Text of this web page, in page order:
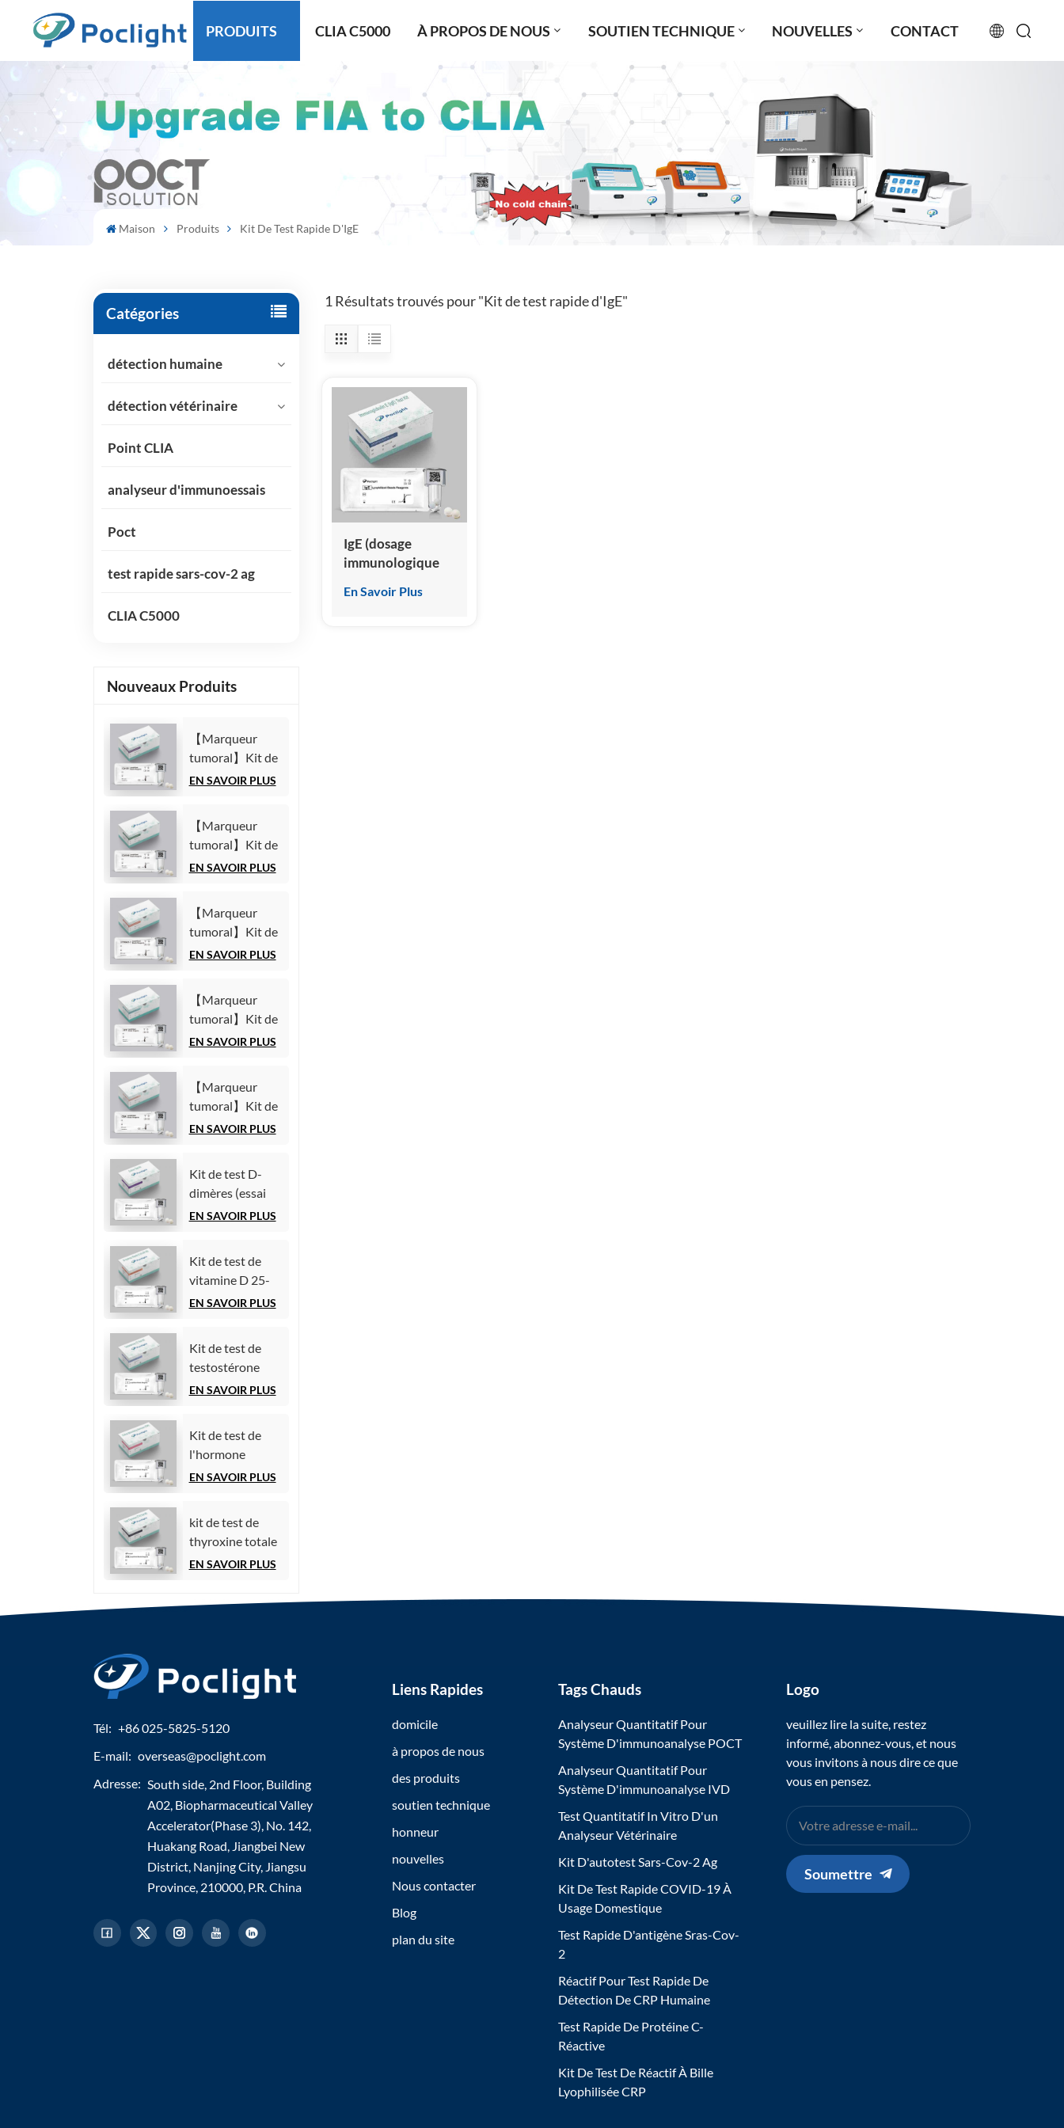
PRODUITS CLIA C5000 À PROPOS DE NOUS SOUTIEN TECHNIQUE NOUVELLES CONTACT
русский
español
Maison Produits Kit De Test Rapide D'IgE
Catégories
détection humaine
détection vétérinaire
Point CLIA
analyseur d'immunoessais
Poct
test rapide sars-cov-2 ag
CLIA C5000
Nouveaux Produits
【Marqueur
tumoral】Kit de
test de l'antigène
(Immunoessai
par
chimiluminescence
EN SAVOIR PLUS
【Marqueur
tumoral】Kit de
test de l'antigène
(Immunoessai
par
chimiluminescence
EN SAVOIR PLUS
【Marqueur
tumoral】Kit de
test du fragment
(CYFRA21-1)
(Immunoessai
par
homogène)
EN SAVOIR PLUS
【Marqueur
tumoral】Kit de
test de l'alpha-
(Immunoessai
par
chimiluminescence
EN SAVOIR PLUS
【Marqueur
tumoral】Kit de
test de l'antigène
(Immunoessai
par
chimiluminescence
EN SAVOIR PLUS
Kit de test D-
dimères (essai
immunologique
homogène)
EN SAVOIR PLUS
Kit de test de
vitamine D 25-
hydroxy (essai
chimiluminescence
homogène))
EN SAVOIR PLUS
Kit de test de
testostérone
(essai
chimiluminescence)
EN SAVOIR PLUS
Kit de test de
l'hormone
folliculo-
EN SAVOIR PLUS
kit de test de
thyroxine totale
(TT4)
EN SAVOIR PLUS
1 Résultats trouvés pour "Kit de test rapide d'IgE"
IgE (dosage
immunologique
chimiluminescence
En Savoir Plus
Tél: +86 025-5825-5120
E-mail: overseas@poclight.com
Adresse: South side, 2nd Floor, Building
A02, Biopharmaceutical Valley
Accelerator(Phase 3), No. 142,
Huakang Road, Jiangbei New
District, Nanjing City, Jiangsu
Province, 210000, P.R. China
Liens Rapides
domicile
à propos de nous
des produits
soutien technique
honneur
nouvelles
Nous contacter
Blog
plan du site
Tags Chauds
Analyseur Quantitatif Pour
Système D'immunoanalyse POCT
Analyseur Quantitatif Pour
Système D'immunoanalyse IVD
Test Quantitatif In Vitro D'un
Analyseur Vétérinaire
Kit D'autotest Sars-Cov-2 Ag
Kit De Test Rapide COVID-19 À
Usage Domestique
Test Rapide D'antigène Sras-Cov-
2
Réactif Pour Test Rapide De
Détection De CRP Humaine
Test Rapide De Protéine C-
Réactive
Kit De Test De Réactif À Bille
Lyophilisée CRP
Logo
veuillez lire la suite, restez
informé, abonnez-vous, et nous
vous invitons à nous dire ce que
vous en pensez.
Soumettre